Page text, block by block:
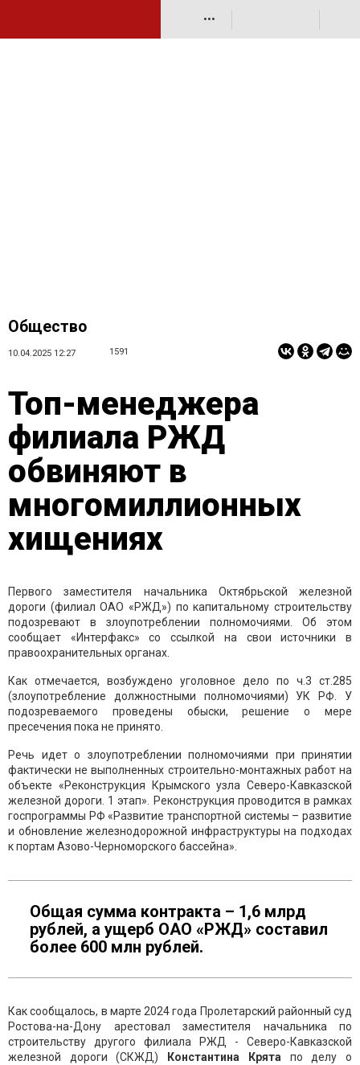
•••
Общество
10.04.2025 12:27 1591
Топ-менеджера
филиала РЖД
обвиняют в
многомиллионных
хищениях
Первого заместителя начальника Октябрьской железной
дороги (филиал ОАО «РЖД») по капитальному строительству
подозревают в злоупотреблении полномочиями. Об этом
сообщает «Интерфакс» со ссылкой на свои источники в
правоохранительных органах.
Как отмечается, возбуждено уголовное дело по ч.3 ст.285
(злоупотребление должностными полномочиями) УК РФ. У
подозреваемого проведены обыски, решение о мере
пресечения пока не принято.
Речь идет о злоупотреблении полномочиями при принятии
фактически не выполненных строительно-монтажных работ на
объекте «Реконструкция Крымского узла Северо-Кавказской
железной дороги. 1 этап». Реконструкция проводится в рамках
госпрограммы РФ «Развитие транспортной системы – развитие
и обновление железнодорожной инфраструктуры на подходах
к портам Азово-Черноморского бассейна».
Общая сумма контракта – 1,6 млрд
рублей, а ущерб ОАО «РЖД» составил
более 600 млн рублей.
Как сообщалось, в марте 2024 года Пролетарский районный суд
Ростова-на-Дону арестовал заместителя начальника по
строительству другого филиала РЖД - Северо-Кавказской
железной дороги (СКЖД)
Константина Крята по делу о